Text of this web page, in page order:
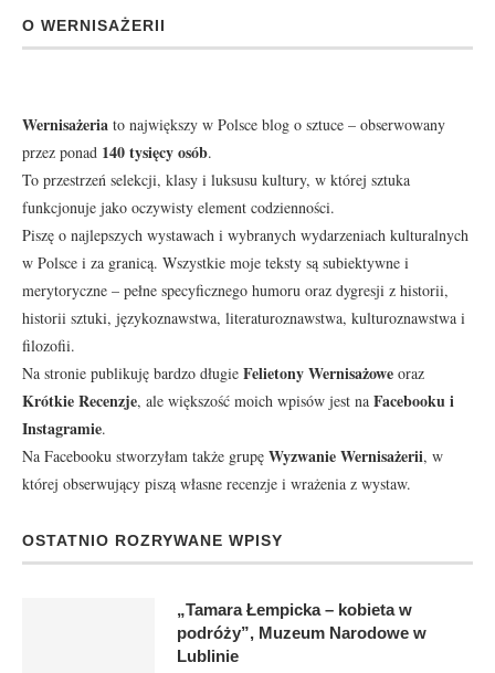
O WERNISAŻERII
Wernisażeria to największy w Polsce blog o sztuce – obserwowany
przez ponad 140 tysięcy osób.
To przestrzeń selekcji, klasy i luksusu kultury, w której sztuka
funkcjonuje jako oczywisty element codzienności.
Piszę o najlepszych wystawach i wybranych wydarzeniach kulturalnych
w Polsce i za granicą. Wszystkie moje teksty są subiektywne i
merytoryczne – pełne specyficznego humoru oraz dygresji z historii,
historii sztuki, językoznawstwa, literaturoznawstwa, kulturoznawstwa i
filozofii.
Na stronie publikuję bardzo długie Felietony Wernisażowe oraz
Krótkie Recenzje, ale większość moich wpisów jest na Facebookui
Instagramie.
Na Facebooku stworzyłam także grupę Wyzwanie Wernisażerii, w
której obserwujący piszą własne recenzje i wrażenia z wystaw.
OSTATNIO ROZRYWANE WPISY
„Tamara Łempicka – kobieta w
podróży”, Muzeum Narodowe w
Lublinie